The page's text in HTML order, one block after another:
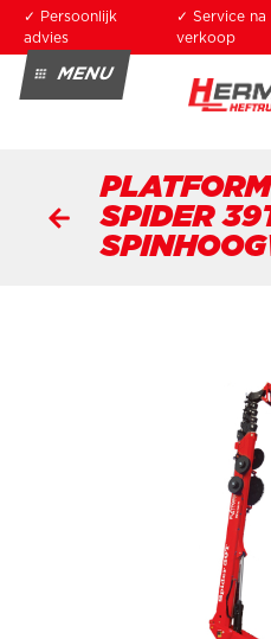
Overslaan en naar de inhoud gaan
✓ Persoonlijk
advies
✓ Service na
verkoop
KOPEN
MENU
SPIDER